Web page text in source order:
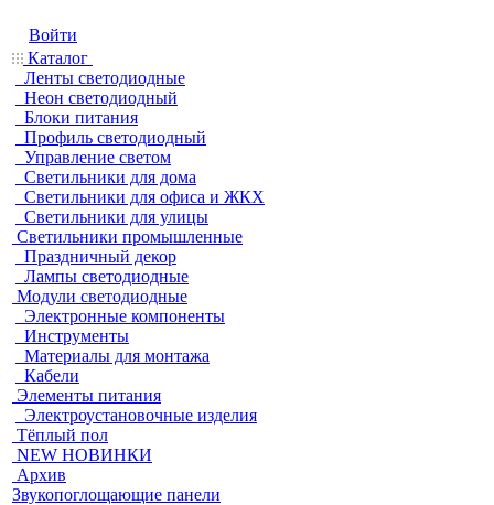
Войти
Каталог
Ленты светодиодные
Неон светодиодный
Блоки питания
Профиль светодиодный
Управление светом
Светильники для дома
Светильники для офиса и ЖКХ
Светильники для улицы
Светильники промышленные
Праздничный декор
Лампы светодиодные
Модули светодиодные
Электронные компоненты
Инструменты
Материалы для монтажа
Кабели
Элементы питания
Электроустановочные изделия
Тёплый пол
NEW НОВИНКИ
Архив
Звукопоглощающие панели